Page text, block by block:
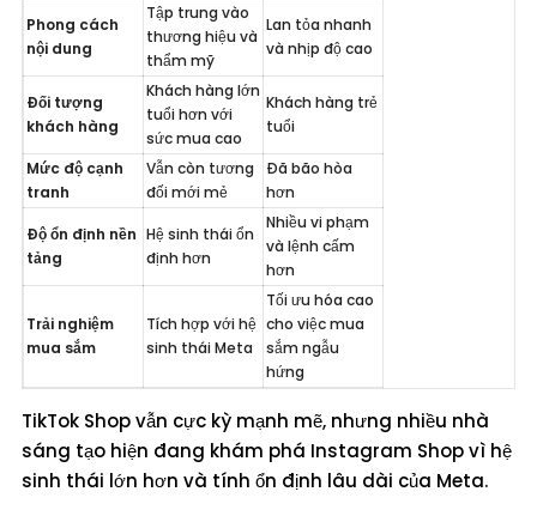
Phong cách
nội dung
Tập trung vào
thương hiệu và
thẩm mỹ
Lan tỏa nhanh
và nhịp độ cao
Đối tượng
khách hàng
Khách hàng lớn
tuổi hơn với
sức mua cao
Khách hàng trẻ
tuổi
Mức độ cạnh
tranh
Vẫn còn tương
đối mới mẻ
Đã bão hòa
hơn
Độ ổn định nền
tảng
Hệ sinh thái ổn
định hơn
Nhiều vi phạm
và lệnh cấm
hơn
Trải nghiệm
mua sắm
Tích hợp với hệ
sinh thái Meta
Tối ưu hóa cao
cho việc mua
sắm ngẫu
hứng
TikTok Shop vẫn cực kỳ mạnh mẽ, nhưng nhiều nhà
sáng tạo hiện đang khám phá Instagram Shop vì hệ
sinh thái lớn hơn và tính ổn định lâu dài của Meta.